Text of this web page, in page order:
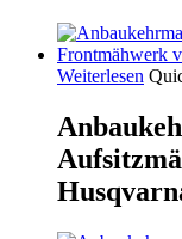
Weiterlesen